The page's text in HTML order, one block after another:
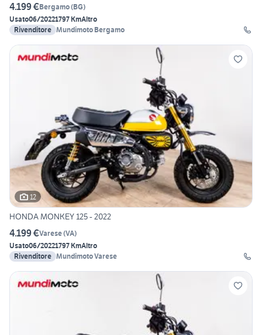
4.199 €Bergamo(BG)
Usato06/20221797 KmAltro
Rivenditore Mundimoto Bergamo
12
HONDA MONKEY 125 - 2022
4.199 €Varese(VA)
Usato06/20221797 KmAltro
Rivenditore Mundimoto Varese